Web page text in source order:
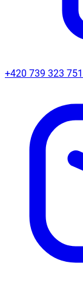
+420 739 323 751